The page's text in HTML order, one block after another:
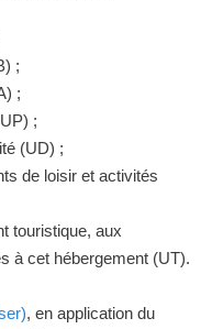
;
;
;
(UD) ;
de loisir et activités
touristique, aux
à cet hébergement (UT).
, en application du